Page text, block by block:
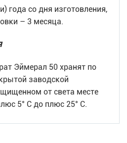
года со дня изготовления,
– 3 месяца.
Эймерал 50 хранят по
заводской
от света месте
5° С до плюс 25° С.